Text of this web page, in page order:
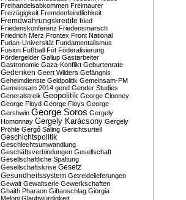
Freihandelsabkommen Freimaurer
Freizügigkeit Fremdenfeindlichkeit
Fremdwährungskredite fried
Friedenskonferenz Friedensmarsch
Friedrich Merz Frontex Front National
Fudan-Universität Fundamentalismus
Fusion Fußball Fót Föderalisierung
Fördergelder Gallup Gastarbeiter
Gastronomie Gaza-Konflikt Geburtenrate
Gedenken Geert Wilders Gefängnis
Geheimdienste Geldpolitik Gemeinsam-PM
Gemeinsam 2014 gend Gender Studies
Generalstreik Geopolitik George Clooney
George Floyd George Floys George
Gershwin George Soros Gergely
Homonnay Gergely Karácsony Gergely
Pröhle Gergő Sáling Gerichtsurteil
Geschichtspolitik
Geschlechtsumwandlung
Geschäftsverbindungen Gesellschaft
Gesellschaftliche Spaltung
Gesellschaftskrise Gesetz
Gesundheitssystem Getreidelieferungen
Gewalt Gewaltserie Gewerkschaften
Ghaith Pharaon Giftanschlag Giorgia
Meloni Glaubwürdigkeit